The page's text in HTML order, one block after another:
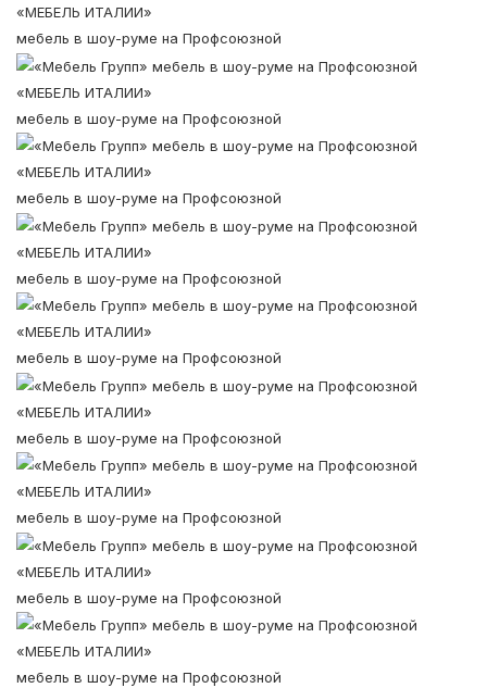
«МЕБЕЛЬ ИТАЛИИ»
мебель в шоу-руме на Профсоюзной
«МЕБЕЛЬ ИТАЛИИ»
мебель в шоу-руме на Профсоюзной
«МЕБЕЛЬ ИТАЛИИ»
мебель в шоу-руме на Профсоюзной
«МЕБЕЛЬ ИТАЛИИ»
мебель в шоу-руме на Профсоюзной
«МЕБЕЛЬ ИТАЛИИ»
мебель в шоу-руме на Профсоюзной
«МЕБЕЛЬ ИТАЛИИ»
мебель в шоу-руме на Профсоюзной
«МЕБЕЛЬ ИТАЛИИ»
мебель в шоу-руме на Профсоюзной
«МЕБЕЛЬ ИТАЛИИ»
мебель в шоу-руме на Профсоюзной
«МЕБЕЛЬ ИТАЛИИ»
мебель в шоу-руме на Профсоюзной